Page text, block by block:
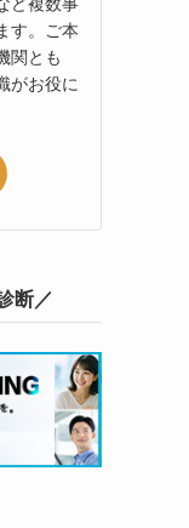
す。ご本
関とも
がお役に
断／